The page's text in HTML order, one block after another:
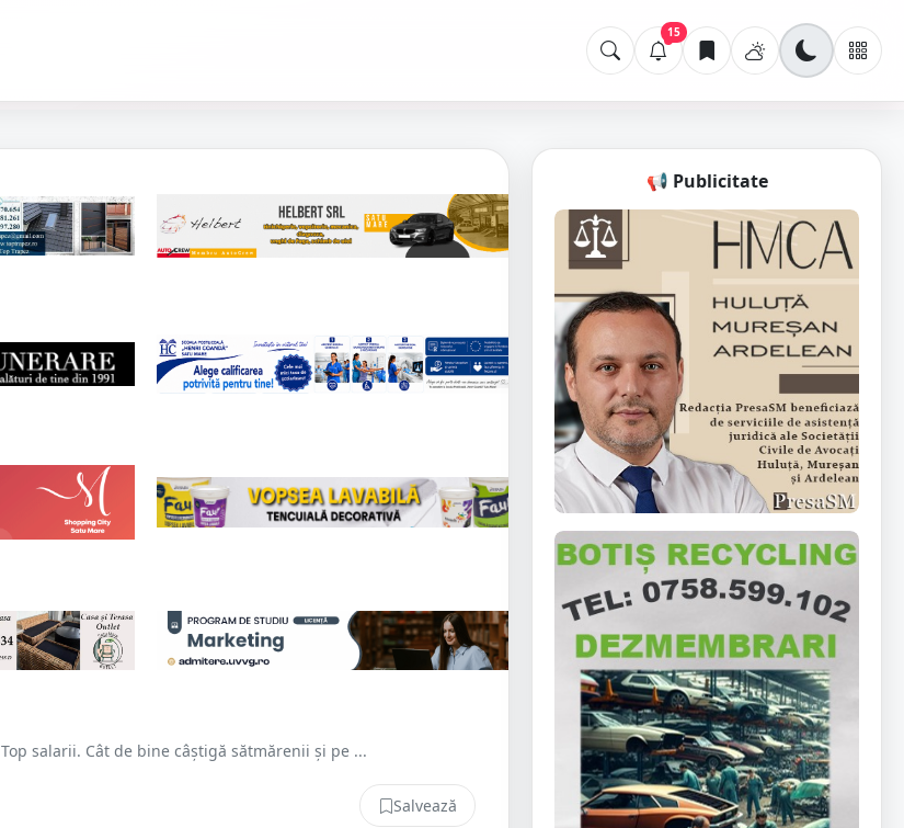
15
Top salarii. Cât de bine câștigă sătmărenii și pe ...
Salvează
📢 Publicitate